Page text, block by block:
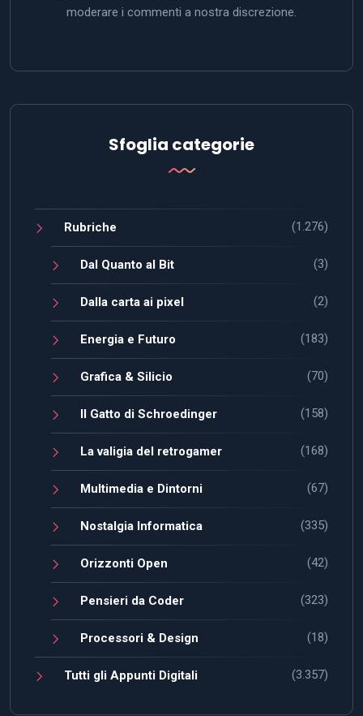
moderare i commenti a nostra discrezione.
Sfoglia categorie
Rubriche (1.276)
Dal Quanto al Bit (3)
Dalla carta ai pixel (2)
Energia e Futuro (183)
Grafica & Silicio (70)
Il Gatto di Schroedinger (158)
La valigia del retrogamer (168)
Multimedia e Dintorni (67)
Nostalgia Informatica (335)
Orizzonti Open (42)
Pensieri da Coder (323)
Processori & Design (18)
Tutti gli Appunti Digitali (3.357)